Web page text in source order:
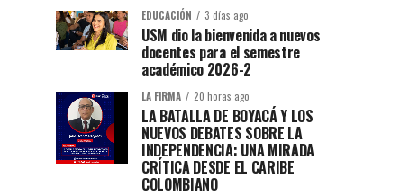
EDUCACIÓN 3 días ago
USM dio la bienvenida a nuevos
docentes para el semestre
académico 2026-2
LA FIRMA 20 horas ago
LA BATALLA DE BOYACÁ Y LOS
NUEVOS DEBATES SOBRE LA
INDEPENDENCIA: UNA MIRADA
CRÍTICA DESDE EL CARIBE
COLOMBIANO